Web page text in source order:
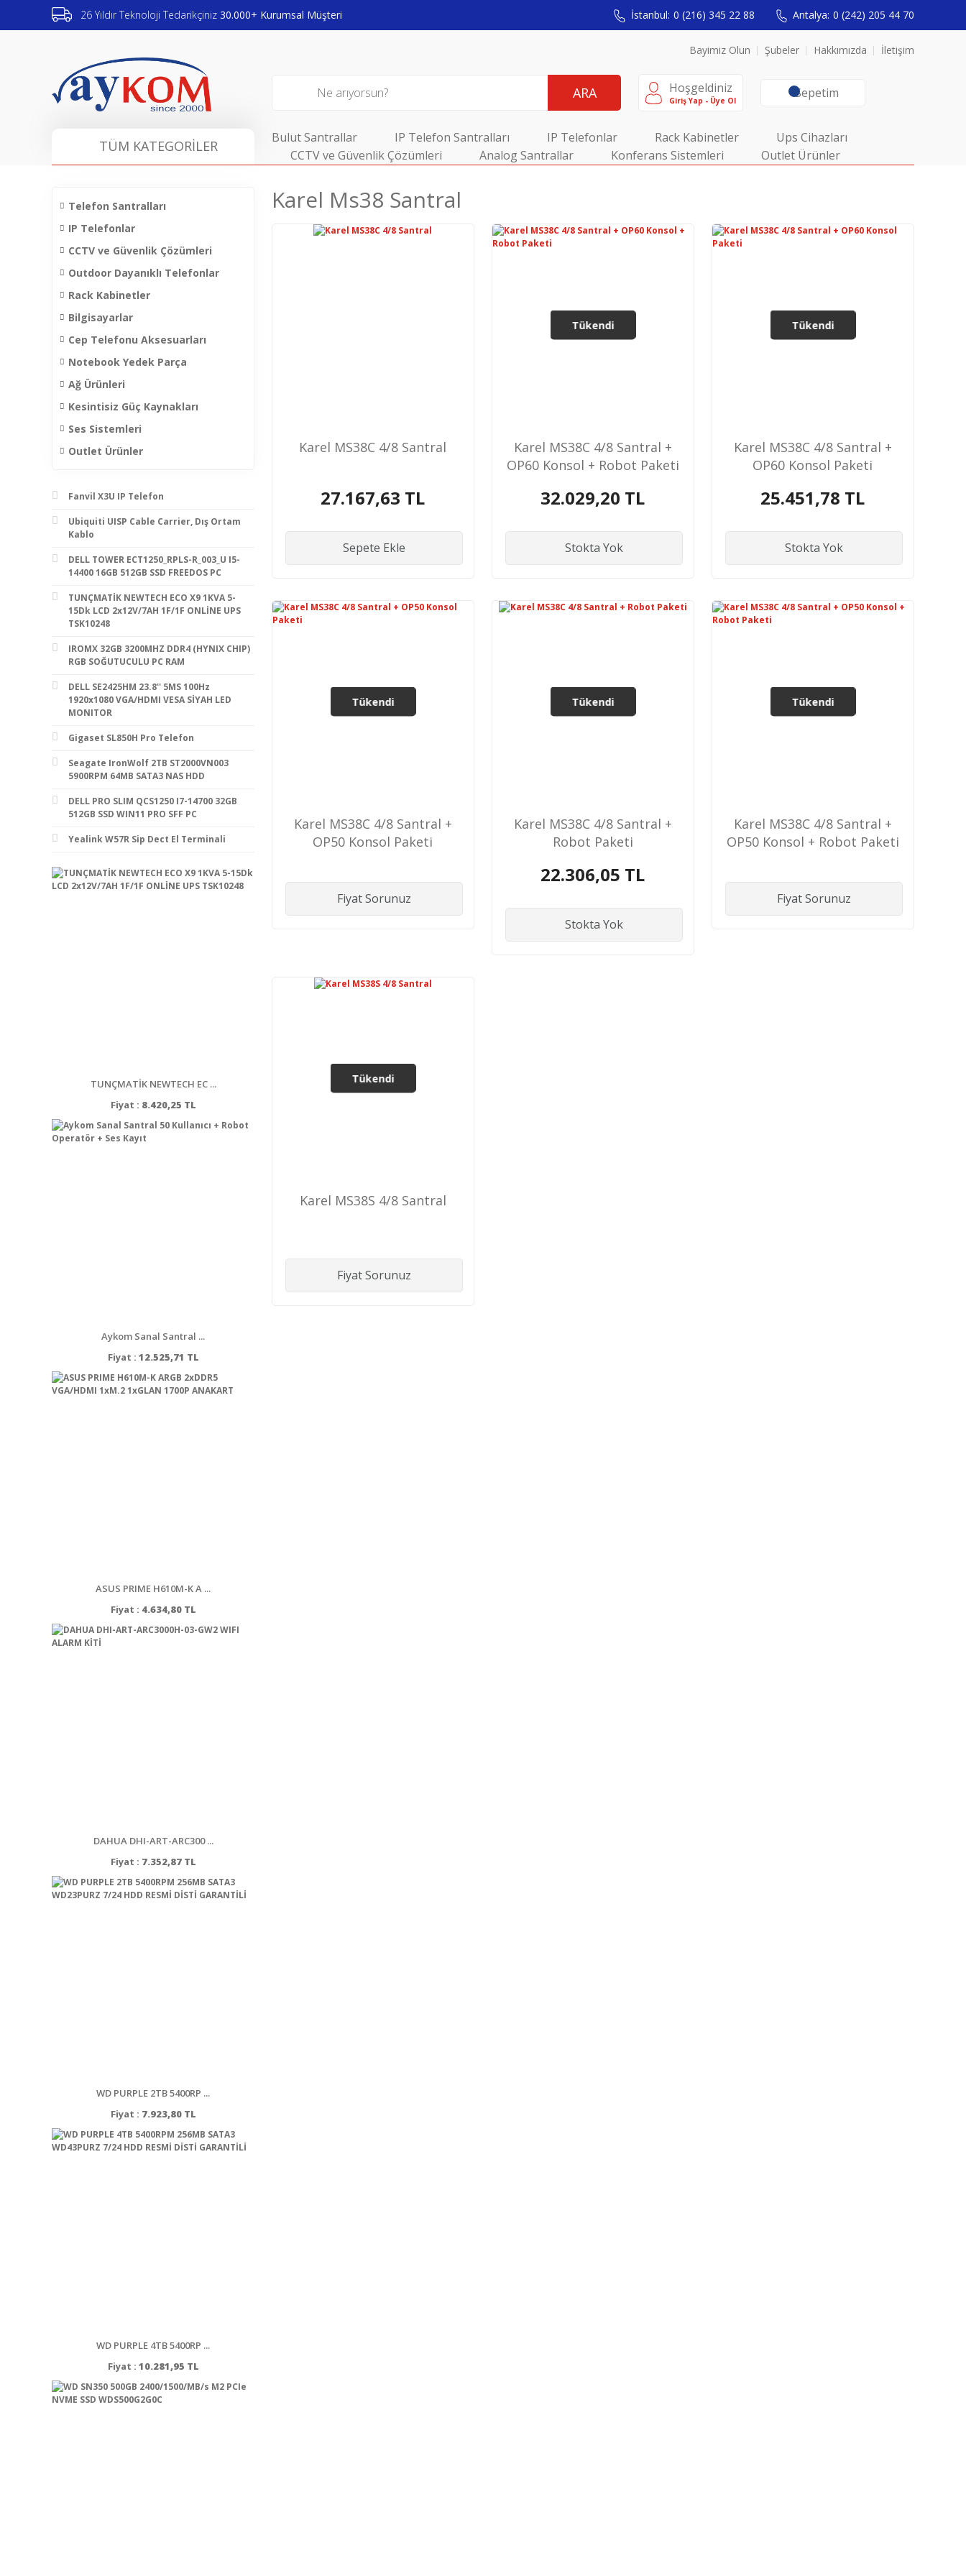
26 Yıldır Teknoloji Tedarikçiniz 30.000+ Kurumsal Müşteri İstanbul: 0 (216) 345 22 88 Antalya: 0 (242) 205 44 70
Bayimiz Olun Şubeler Hakkımızda İletişim
ARA Hoşgeldiniz
Giriş Yap - Üye Ol Sepetim
TÜM KATEGORİLER Bulut Santrallar IP Telefon Santralları IP Telefonlar Rack Kabinetler
Ups Cihazları
CCTV ve Güvenlik Çözümleri
Analog Santrallar Konferans Sistemleri Outlet Ürünler
Telefon Santralları
IP Telefonlar
CCTV ve Güvenlik Çözümleri
Outdoor Dayanıklı Telefonlar
Rack Kabinetler
Bilgisayarlar
Cep Telefonu Aksesuarları
Notebook Yedek Parça
Ağ Ürünleri
Kesintisiz Güç Kaynakları
Ses Sistemleri
Outlet Ürünler
Fanvil X3U IP Telefon
Ubiquiti UISP Cable Carrier, Dış Ortam
Kablo
DELL TOWER ECT1250_RPLS-R_003_U I5-
14400 16GB 512GB SSD FREEDOS PC
TUNÇMATİK NEWTECH ECO X9 1KVA 5-
15Dk LCD 2x12V/7AH 1F/1F ONLİNE UPS
TSK10248
IROMX 32GB 3200MHZ DDR4 (HYNIX CHIP)
RGB SOĞUTUCULU PC RAM
DELL SE2425HM 23.8'' 5MS 100Hz
1920x1080 VGA/HDMI VESA SİYAH LED
MONITOR
Gigaset SL850H Pro Telefon
Seagate IronWolf 2TB ST2000VN003
5900RPM 64MB SATA3 NAS HDD
DELL PRO SLIM QCS1250 I7-14700 32GB
512GB SSD WIN11 PRO SFF PC
Yealink W57R Sip Dect El Terminali
TUNÇMATİK NEWTECH EC ...
Fiyat : 8.420,25 TL
Aykom Sanal Santral ...
Fiyat : 12.525,71 TL
ASUS PRIME H610M-K A ...
Fiyat : 4.634,80 TL
DAHUA DHI-ART-ARC300 ...
Fiyat : 7.352,87 TL
WD PURPLE 2TB 5400RP ...
Fiyat : 7.923,80 TL
WD PURPLE 4TB 5400RP ...
Fiyat : 10.281,95 TL
Karel Ms38 Santral
Karel MS38C 4/8 Santral
27.167,63 TL
Sepete Ekle
Tükendi
Karel MS38C 4/8 Santral +
OP60 Konsol + Robot Paketi
32.029,20 TL
Stokta Yok
Tükendi
Karel MS38C 4/8 Santral +
OP60 Konsol Paketi
25.451,78 TL
Stokta Yok
Tükendi
Karel MS38C 4/8 Santral +
OP50 Konsol Paketi
Fiyat Sorunuz
Tükendi
Karel MS38C 4/8 Santral +
Robot Paketi
22.306,05 TL
Stokta Yok
Tükendi
Karel MS38C 4/8 Santral +
OP50 Konsol + Robot Paketi
Fiyat Sorunuz
Tükendi
Karel MS38S 4/8 Santral
Fiyat Sorunuz